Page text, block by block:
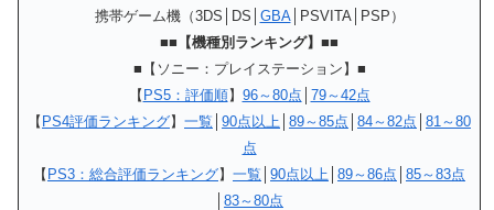
携帯ゲーム機（3DS│DS│ GBA│PSVITA│PSP）
■■【機種別ランキング】■■
■【ソニー：プレイステーション】■
【 PS5：評価順】 96～80点 79～42点
【 PS4評価ランキング】 一覧 90点以上 89～85点 84～82点 81～80
点
【 PS3：総合評価ランキング】 一覧 90点以上 89～86点 85～83点
83～80点